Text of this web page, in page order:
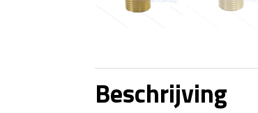
Beschrijving